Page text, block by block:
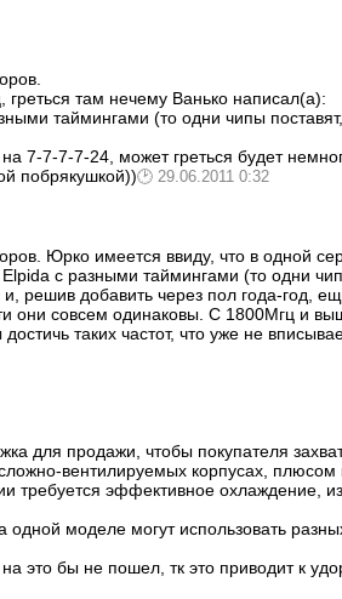
там нечему Ванько написал(а):
таймингами (то одни чипы
7-7-7-7-24, может греться будет
побрякушкой))
29.06.2011 0:32
Юрко имеется ввиду, что в одной
с разными таймингами (то одни
решив добавить через пол года-год,
они совсем одинаковы. С 1800Мгц и
таких частот, что уже не
для продажи, чтобы покупателя
вентилируемых корпусах, плюсом
требуется эффективное охлаждение,
моделе могут использовать
это бы не пошел, тк это приводит к